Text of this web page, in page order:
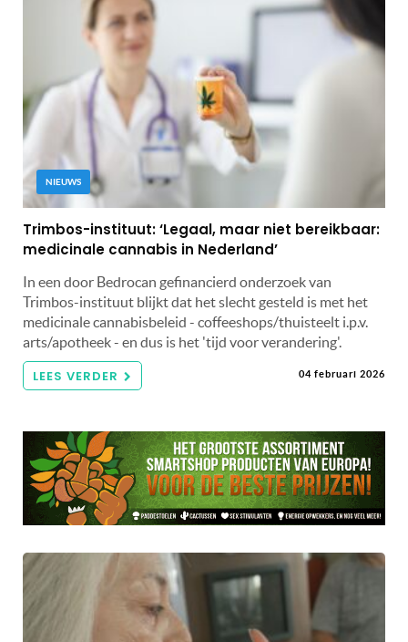
NIEUWS
Trimbos-instituut: ‘Legaal, maar niet bereikbaar:
medicinale cannabis in Nederland’
In een door Bedrocan gefinancierd onderzoek van
Trimbos-instituut blijkt dat het slecht gesteld is met het
medicinale cannabisbeleid - coffeeshops/thuisteelt i.p.v.
arts/apotheek - en dus is het 'tijd voor verandering'.
LEES VERDER 04 februari 2026